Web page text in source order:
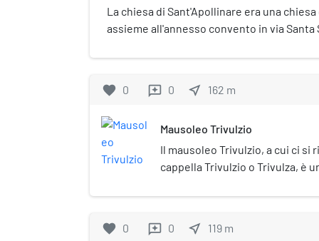
La chiesa di Sant'Apollinare era una
assieme all'annesso convento in via
favorite 0 reviews 0 near_me 162 m
Mausoleo Trivulzio
Il mausoleo Trivulzio, a cui ci si
cappella Trivulzio o Trivulza, è
Bramantino nel complesso
volere di Gian Giacomo
favorite 0 reviews 0 near_me 119 m